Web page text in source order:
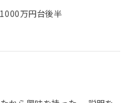
万円台後半